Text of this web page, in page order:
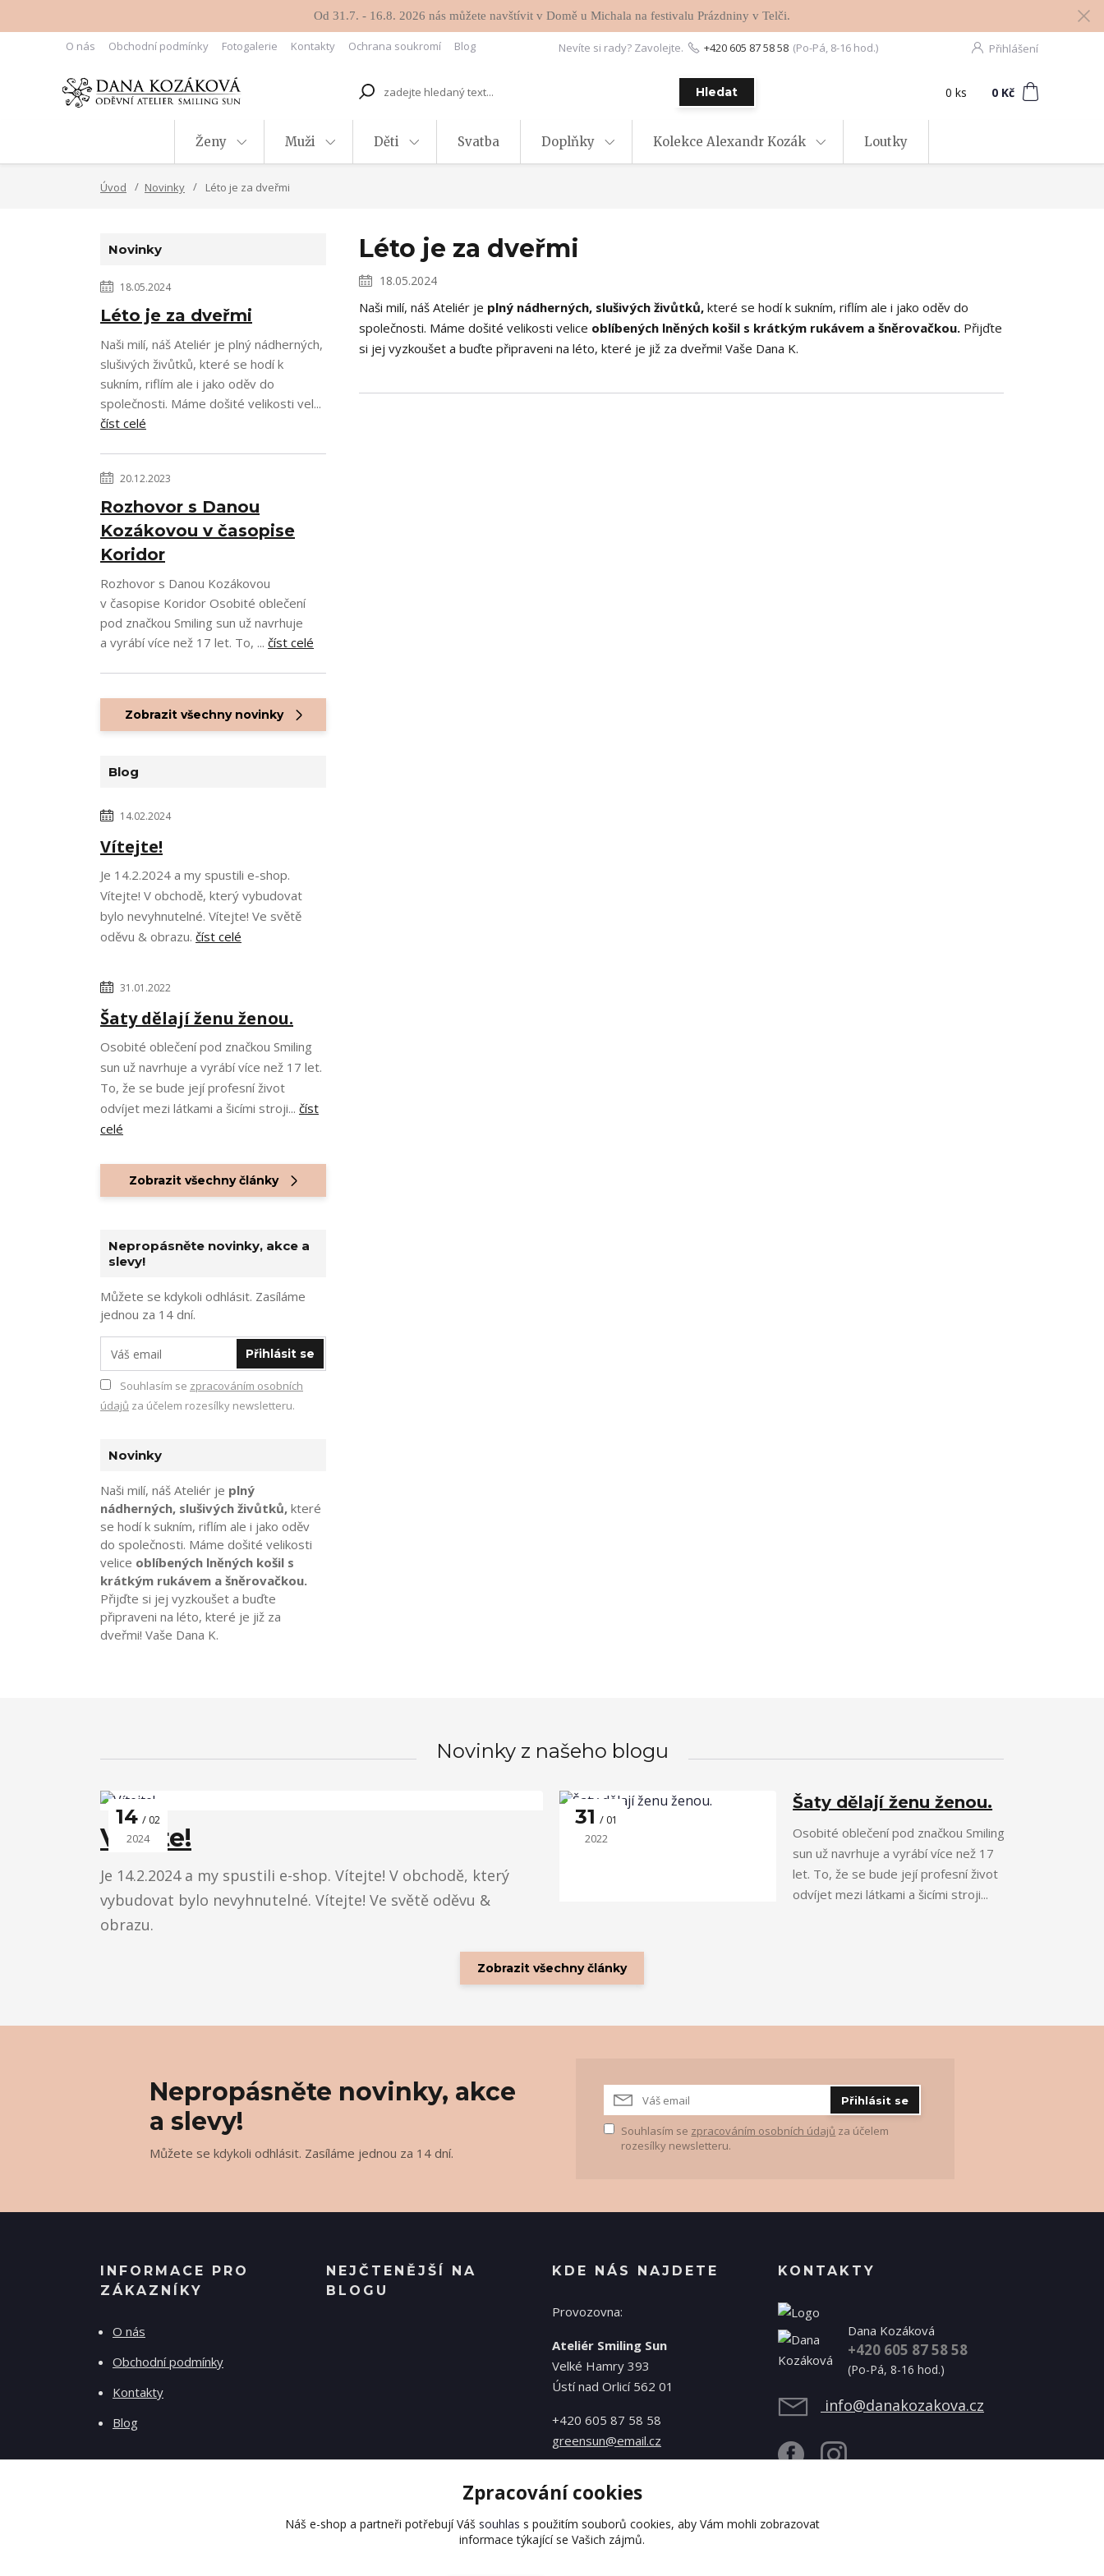
Od 31.7. - 16.8. 2026 nás můžete navštívit v Domě u Michala na festivalu Prázdniny v Telči.
O nás Obchodní podmínky Fotogalerie Kontakty Ochrana soukromí Blog Přihlášení
Hledat
Nevíte si rady? Zavolejte. +420 605 87 58 58 (Po-Pá, 8-16 hod.)
0 ks 0 Kč
Ženy Muži Děti Svatba Doplňky Kolekce Alexandr Kozák Loutky
Úvod Novinky Léto je za dveřmi
Novinky
18.05.2024
Léto je za dveřmi
Naši milí, náš Ateliér je plný nádherných,
slušivých živůtků, které se hodí k
sukním, riflím ale i jako oděv do
společnosti. Máme došité velikosti vel...
číst celé
20.12.2023
Rozhovor s Danou
Kozákovou v časopise
Koridor
Rozhovor s Danou Kozákovou
v časopise Koridor Osobité oblečení
pod značkou Smiling sun už navrhuje
a vyrábí více než 17 let. To, ... číst celé
Zobrazit všechny novinky
Blog
14.02.2024
Vítejte!
Je 14.2.2024 a my spustili e-shop.
Vítejte! V obchodě, který vybudovat
bylo nevyhnutelné. Vítejte! Ve světě
oděvu & obrazu. číst celé
31.01.2022
Šaty dělají ženu ženou.
Osobité oblečení pod značkou Smiling
sun už navrhuje a vyrábí více než 17 let.
To, že se bude její profesní život
odvíjet mezi látkami a šicími stroji... číst
celé
Zobrazit všechny články
Nepropásněte novinky, akce a
slevy!
Můžete se kdykoli odhlásit. Zasíláme
jednou za 14 dní.
Přihlásit se
Souhlasím se zpracováním osobních
údajů za účelem rozesílky newsletteru.
Novinky
Naši milí, náš Ateliér je plný
nádherných, slušivých živůtků, které
se hodí k sukním, riflím ale i jako oděv
do společnosti. Máme došité velikosti
velice oblíbených lněných košil s
krátkým rukávem a šněrovačkou.
Přijďte si jej vyzkoušet a buďte
připraveni na léto, které je již za
dveřmi! Vaše Dana K.
Léto je za dveřmi
18.05.2024
Naši milí, náš Ateliér je plný nádherných, slušivých živůtků,které se hodí k sukním, riflím ale i jako oděv do
společnosti. Máme došité velikosti velice oblíbených lněných košil s krátkým rukávem a šněrovačkou.Přijďte
si jej vyzkoušet a buďte připraveni na léto, které je již za dveřmi! Vaše Dana K.
Novinky z našeho blogu
14 02
2024
Vítejte!
Je 14.2.2024 a my spustili e-shop. Vítejte! V obchodě, který
vybudovat bylo nevyhnutelné. Vítejte! Ve světě oděvu &
obrazu.
31 01
2022
Šaty dělají ženu ženou.
Osobité oblečení pod značkou Smiling
sun už navrhuje a vyrábí více než 17
let. To, že se bude její profesní život
odvíjet mezi látkami a šicími stroji...
Zobrazit všechny články
Nepropásněte novinky, akce
a slevy!
Můžete se kdykoli odhlásit. Zasíláme jednou za 14 dní.
Přihlásit se
Souhlasím se zpracováním osobních údajů za účelem
rozesílky newsletteru.
INFORMACE PRO
ZÁKAZNÍKY
O nás
Obchodní podmínky
Kontakty
Blog
NEJČTENĚJŠÍ NA
BLOGU
KDE NÁS NAJDETE
Provozovna:
Ateliér Smiling Sun
Velké Hamry 393
Ústí nad Orlicí 562 01
+420 605 87 58 58
greensun@email.cz
KONTAKTY
Dana Kozáková
+420 605 87 58 58
(Po-Pá, 8-16 hod.)
info@danakozakova.cz
Zpracování cookies
Náš e-shop a partneři potřebují Váš souhlas s použitím souborů cookies, aby Vám mohli zobrazovat
informace týkající se Vašich zájmů.